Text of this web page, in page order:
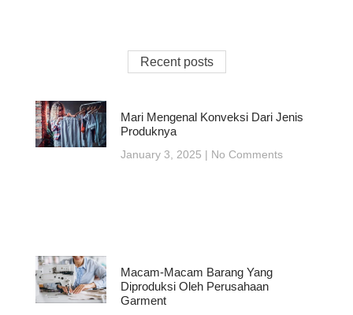
Recent posts
Mari Mengenal Konveksi Dari Jenis
Produknya
January 3, 2025 No Comments
Macam-Macam Barang Yang
Diproduksi Oleh Perusahaan
Garment